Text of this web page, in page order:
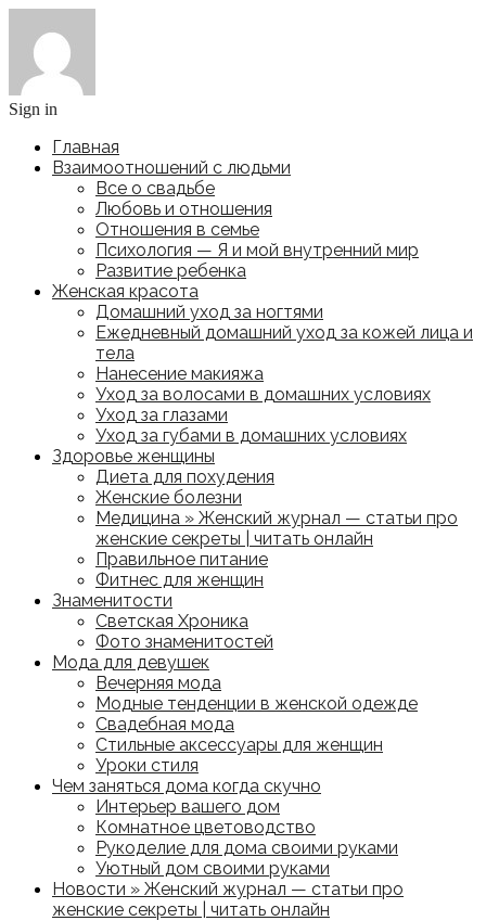
Sign in
Главная
Взаимоотношений с людьми
Все о свадьбе
Любовь и отношения
Отношения в семье
Психология — Я и мой внутренний мир
Развитие ребенка
Женская красота
Домашний уход за ногтями
Ежедневный домашний уход за кожей лица и
тела
Нанесение макияжа
Уход за волосами в домашних условиях
Уход за глазами
Уход за губами в домашних условиях
Здоровье женщины
Диета для похудения
Женские болезни
Медицина » Женский журнал — статьи про
женские секреты | читать онлайн
Правильное питание
Фитнес для женщин
Знаменитости
Светская Хроника
Фото знаменитостей
Мода для девушек
Вечерняя мода
Модные тенденции в женской одежде
Свадебная мода
Стильные аксессуары для женщин
Уроки стиля
Чем заняться дома когда скучно
Интерьер вашего дом
Комнатное цветоводство
Рукоделие для дома своими руками
Уютный дом своими руками
Новости » Женский журнал — статьи про
женские секреты | читать онлайн